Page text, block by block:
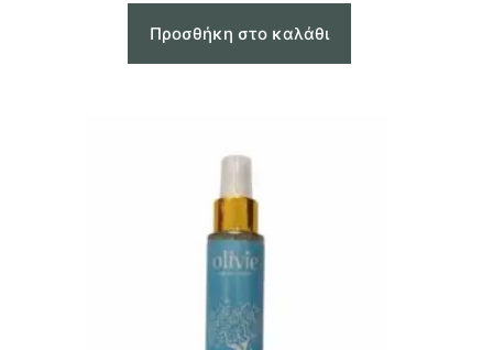
Προσθήκη στο καλάθι